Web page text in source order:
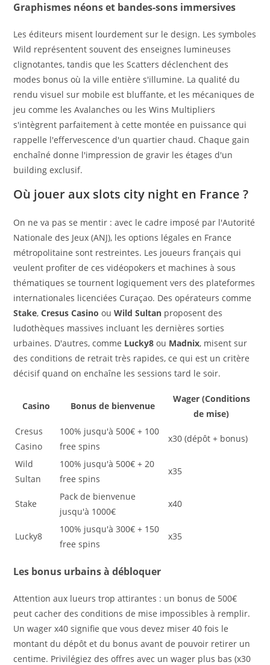
Graphismes néons et bandes-sons immersives
Les éditeurs misent lourdement sur le design. Les symboles
Wild représentent souvent des enseignes lumineuses
clignotantes, tandis que les Scatters déclenchent des
modes bonus où la ville entière s'illumine. La qualité du
rendu visuel sur mobile est bluffante, et les mécaniques de
jeu comme les Avalanches ou les Wins Multipliers
s'intègrent parfaitement à cette montée en puissance qui
rappelle l'effervescence d'un quartier chaud. Chaque gain
enchaîné donne l'impression de gravir les étages d'un
building exclusif.
Où jouer aux slots city night en France ?
On ne va pas se mentir : avec le cadre imposé par l'Autorité
Nationale des Jeux (ANJ), les options légales en France
métropolitaine sont restreintes. Les joueurs français qui
veulent profiter de ces vidéopokers et machines à sous
thématiques se tournent logiquement vers des plateformes
internationales licenciées Curaçao. Des opérateurs comme
Stake,Cresus Casino ouWild Sultan proposent des
ludothèques massives incluant les dernières sorties
urbaines. D'autres, comme Lucky8 ou Madnix, misent sur
des conditions de retrait très rapides, ce qui est un critère
décisif quand on enchaîne les sessions tard le soir.
Casino Bonus de bienvenue
Wager (Conditions
de mise)
Cresus
Casino
100% jusqu'à 500€ + 100
free spins
x30 (dépôt + bonus)
Wild
Sultan
100% jusqu'à 500€ + 20
free spins
x35
Stake
Pack de bienvenue
jusqu'à 1000€
x40
Lucky8
100% jusqu'à 300€ + 150
free spins
x35
Les bonus urbains à débloquer
Attention aux lueurs trop attirantes : un bonus de 500€
peut cacher des conditions de mise impossibles à remplir.
Un wager x40 signifie que vous devez miser 40 fois le
montant du dépôt et du bonus avant de pouvoir retirer un
centime. Privilégiez des offres avec un wager plus bas (x30